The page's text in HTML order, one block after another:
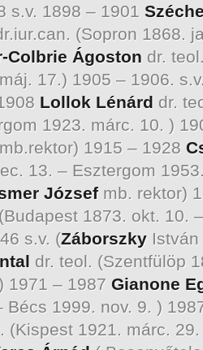
s.v. 1898 – 1901
(Sopron 1868.
Colbrie Ágoston dr.
17.) 1905 – 1906.
Lollok Lénárd dr.
1923. márc. 10. )
mb.rektor) 1915 – 1928
13. – Esztergom
Józsefmb. rektor)
1873. okt. 10.
s.v. (Záborszky
dr. teol. (Szentfülöp
1971 – 1987 Gianone
Bécs 1999. nov. 9. )
(Kispest 1921. márc.